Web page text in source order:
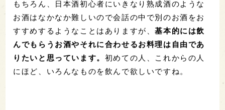
もちろん、日本酒初心者にいきなり熟成酒のような
お酒はなかなか難しいので会話の中で別のお酒をお
すすめするようなことはありますが、基本的には飲
んでもらうお酒やそれに合わせるお料理は自由であ
りたいと思っています。 初めての人、これからの人
にほど、いろんなものを飲んで欲しいですね。